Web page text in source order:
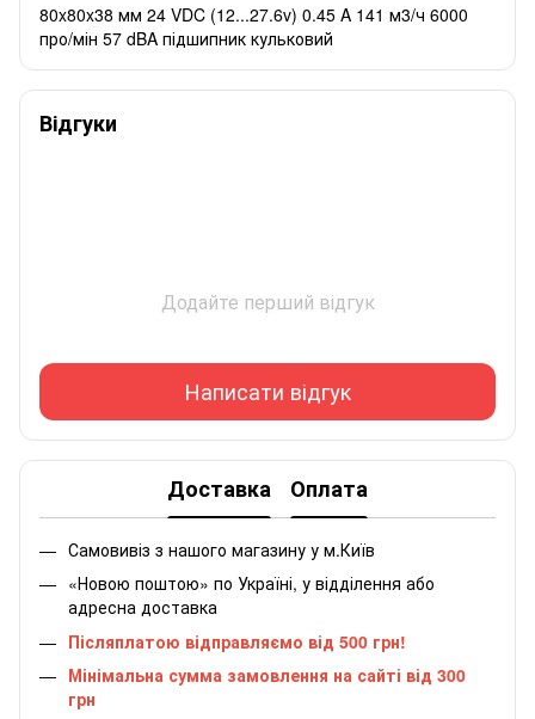
80x80x38 мм 24 VDC (12...27.6v) 0.45 A 141 м3/ч 6000
про/мін 57 dBA підшипник кульковий
Відгуки
Додайте перший відгук
Написати відгук
Доставка Оплата
Самовивіз з нашого магазину у м.Київ
«Новою поштою» по Україні, у відділення або
адресна доставка
Післяплатою відправляємо від 500 грн!
Мінімальна сумма замовлення на сайті від 300
грн